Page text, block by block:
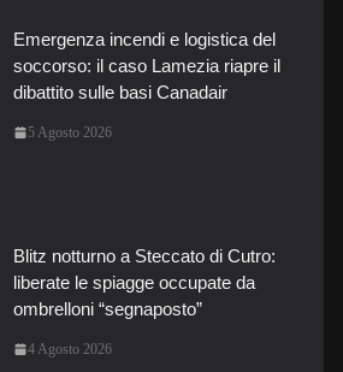
Emergenza incendi e logistica del
soccorso: il caso Lamezia riapre il
dibattito sulle basi Canadair
5 Agosto 2026
Blitz notturno a Steccato di Cutro:
liberate le spiagge occupate da
ombrelloni “segnaposto”
4 Agosto 2026